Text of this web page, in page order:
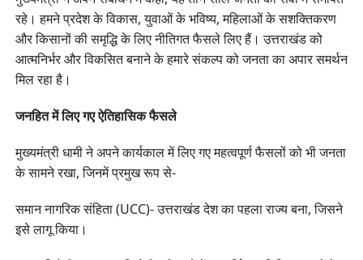
रहे। हमने प्रदेश के विकास, युवाओं के भविष्य, महिलाओं के सशक्तिकरण
और किसानों की समृद्धि के लिए नीतिगत फैसले लिए हैं। उत्तराखंड को
आत्मनिर्भर और विकसित बनाने के हमारे संकल्प को जनता का अपार समर्थन
मिल रहा है।
जनहित में लिए गए ऐतिहासिक फैसले
मुख्यमंत्री धामी ने अपने कार्यकाल में लिए गए महत्वपूर्ण फैसलों को भी जनता
के सामने रखा, जिनमें प्रमुख रूप से-
समान नागरिक संहिता (UCC)- उत्तराखंड देश का पहला राज्य बना, जिसने
इसे लागू किया।